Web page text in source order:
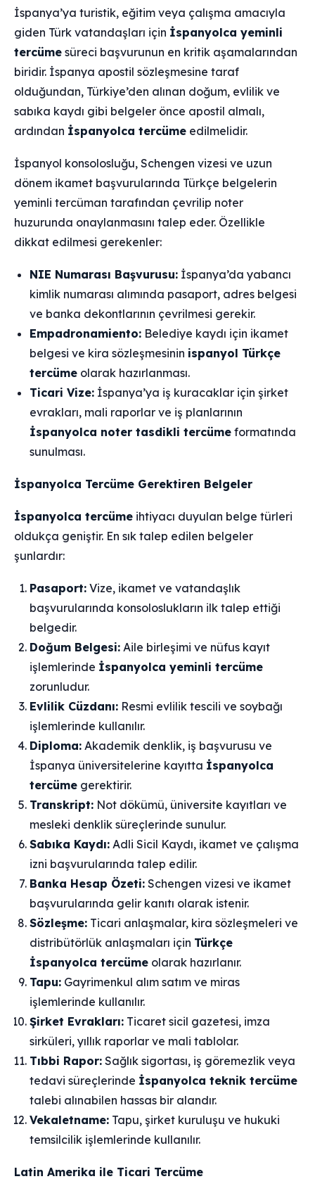
İspanya’ya turistik, eğitim veya çalışma amacıyla
giden Türk vatandaşları için İspanyolca yeminli
tercüme süreci başvurunun en kritik aşamalarından
biridir. İspanya apostil sözleşmesine taraf
olduğundan, Türkiye’den alınan doğum, evlilik ve
sabıka kaydı gibi belgeler önce apostil almalı,
ardından İspanyolca tercüme edilmelidir.
İspanyol konsolosluğu, Schengen vizesi ve uzun
dönem ikamet başvurularında Türkçe belgelerin
yeminli tercüman tarafından çevrilip noter
huzurunda onaylanmasını talep eder. Özellikle
dikkat edilmesi gerekenler:
NIE Numarası Başvurusu: İspanya’da yabancı
kimlik numarası alımında pasaport, adres belgesi
ve banka dekontlarının çevrilmesi gerekir.
Empadronamiento: Belediye kaydı için ikamet
belgesi ve kira sözleşmesinin ispanyol Türkçe
tercüme olarak hazırlanması.
Ticari Vize: İspanya’ya iş kuracaklar için şirket
evrakları, mali raporlar ve iş planlarının
İspanyolca noter tasdikli tercüme formatında
sunulması.
İspanyolca Tercüme Gerektiren Belgeler
İspanyolca tercüme ihtiyacı duyulan belge türleri
oldukça geniştir. En sık talep edilen belgeler
şunlardır:
Pasaport: Vize, ikamet ve vatandaşlık
başvurularında konsoloslukların ilk talep ettiği
belgedir.
Doğum Belgesi: Aile birleşimi ve nüfus kayıt
işlemlerinde İspanyolca yeminli tercüme
zorunludur.
Evlilik Cüzdanı: Resmi evlilik tescili ve soybağı
işlemlerinde kullanılır.
Diploma: Akademik denklik, iş başvurusu ve
İspanya üniversitelerine kayıtta İspanyolca
tercüme gerektirir.
Transkript: Not dökümü, üniversite kayıtları ve
mesleki denklik süreçlerinde sunulur.
Sabıka Kaydı: Adli Sicil Kaydı, ikamet ve çalışma
izni başvurularında talep edilir.
Banka Hesap Özeti: Schengen vizesi ve ikamet
başvurularında gelir kanıtı olarak istenir.
Sözleşme: Ticari anlaşmalar, kira sözleşmeleri ve
distribütörlük anlaşmaları için Türkçe
İspanyolca tercüme olarak hazırlanır.
Tapu: Gayrimenkul alım satım ve miras
işlemlerinde kullanılır.
Şirket Evrakları: Ticaret sicil gazetesi, imza
sirküleri, yıllık raporlar ve mali tablolar.
Tıbbi Rapor: Sağlık sigortası, iş göremezlik veya
tedavi süreçlerinde İspanyolca teknik tercüme
talebi alınabilen hassas bir alandır.
Vekaletname: Tapu, şirket kuruluşu ve hukuki
temsilcilik işlemlerinde kullanılır.
Latin Amerika ile Ticari Tercüme